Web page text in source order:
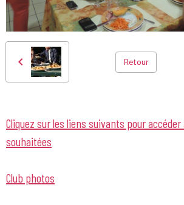
Retour
Cliquez sur les liens suivants pour accéder
souhaitées
Club photos